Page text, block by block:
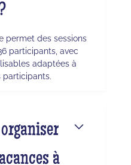
permet des sessions
participants, avec
adaptées à
participants.
à